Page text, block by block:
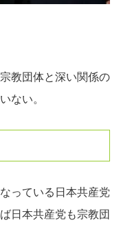
教団体と深い関係の
ない。
っている日本共産党
日本共産党も宗教団